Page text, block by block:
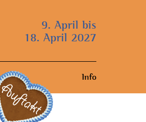
9. April bis
18. April 2027
Info